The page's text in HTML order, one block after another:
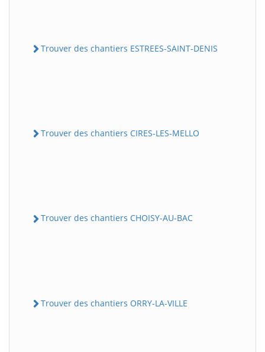
Trouver des chantiers ESTREES-SAINT-DENIS
Trouver des chantiers CIRES-LES-MELLO
Trouver des chantiers CHOISY-AU-BAC
Trouver des chantiers ORRY-LA-VILLE